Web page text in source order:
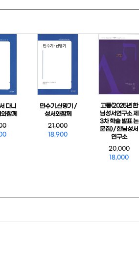
다니
함께
민수기.신명기 /
성서와함께
21,000
18,900
고통(2025년 한
님성서연구소 제
3차 학술 발표 논
문집) / 한님성서
연구소
20,000
18,000